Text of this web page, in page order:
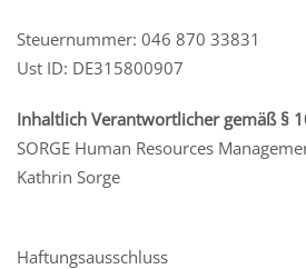
Steuernummer: 046 870 33831
Ust ID: DE315800907
Inhaltlich Verantwortlicher gemäß §
SORGE Human Resources
Kathrin Sorge
Haftungsausschluss